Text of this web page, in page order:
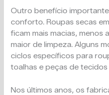
Outro benefício
conforto. Roupas secas
ficam mais macias, menos
maior de limpeza. Alguns
ciclos específicos para
toalhas e peças de tecidos
Nos últimos anos, os